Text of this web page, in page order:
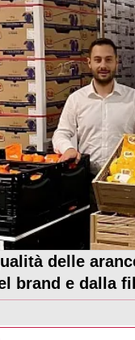
delle
brand e dalla